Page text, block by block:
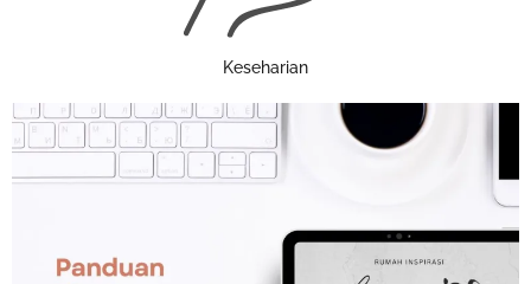
Keseharian